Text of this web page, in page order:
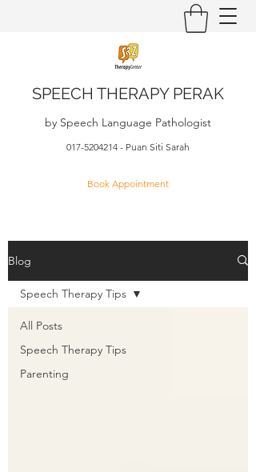
SPEECH THERAPY PERAK
by Speech Language Pathologist
017-5204214 - Puan Siti Sarah
Book Appointment
Blog
All Posts
Speech Therapy Tips
Parenting
Speech Therapy Tips